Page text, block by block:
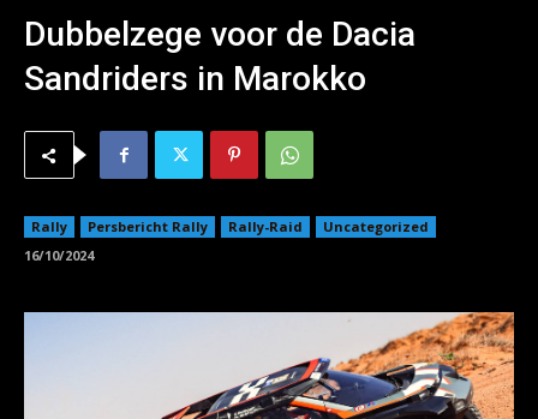
Dubbelzege voor de Dacia
Sandriders in Marokko
Rally Persbericht Rally Rally-Raid
Uncategorized
16/10/2024